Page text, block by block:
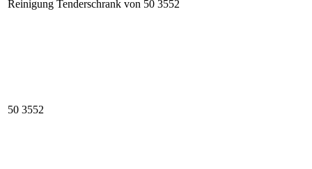
Reinigung Tenderschrank von 50 3552
50 3552